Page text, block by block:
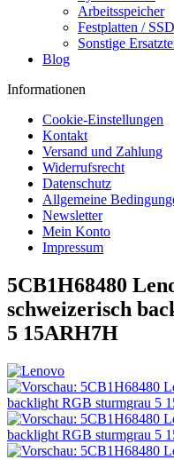
Arbeitsspeicher
Festplatten / SSD
Sonstige
Blog
Informationen
Cookie-Einstellungen
Kontakt
Versand und Zahlung
Widerrufsrecht
Datenschutz
Allgemeine
Newsletter
Mein Konto
Impressum
5CB1H68480
schweizerisch
5 15ARH7H